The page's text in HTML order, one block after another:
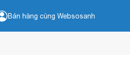
Bán hàng cùng Websosanh